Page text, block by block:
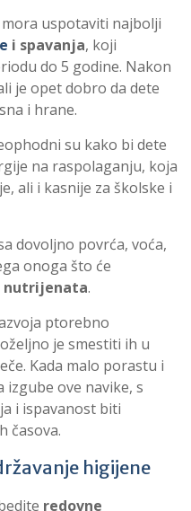
uspotaviti najbolji
i spavanja, koji
do 5 godine. Nakon
je opet dobro da dete
i hrane.
su kako bi dete
na raspolaganju, koja
ali i kasnije za školske i
dovoljno povrća, voća,
onoga što će
nutrijenata.
ptorebno
je smestiti ih u
Kada malo porastu i
izgube ove navike, s
i ispavanost biti
časova.
higijene
redovne